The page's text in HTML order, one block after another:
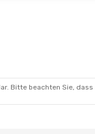
Bitte beachten Sie, dass